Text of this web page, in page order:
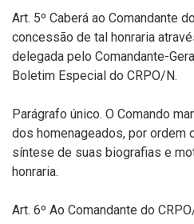
Art. 5º Caberá ao Comandante
concessão de tal honraria
delegada pelo Comandante-
Boletim Especial do CRPO/N.
Parágrafo único. O Comando
dos homenageados, por ordem
síntese de suas biografias e
honraria.
Art. 6º Ao Comandante do